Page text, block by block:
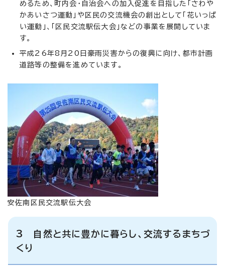
めるため、町内会・自治会への加入促進を目指した「さわや
かあいさつ運動」や区民の交流機会の創出として「花いっぱ
い運動」、「区民交流駅伝大会」などの事業を展開していま
す。
平成26年8月20日豪雨災害からの復興に向け、都市計画
道路等の整備を進めています。
安佐南区民交流駅伝大会
3 自然と共に豊かに暮らし、交流するまちづ
くり